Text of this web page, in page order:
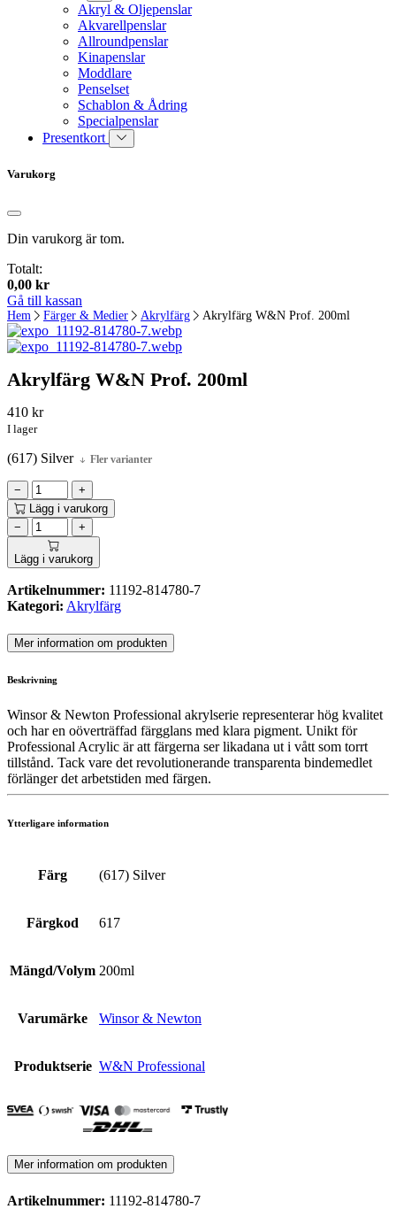
Akryl & Oljepenslar
Akvarellpenslar
Allroundpenslar
Kinapenslar
Moddlare
Penselset
Schablon & Ådring
Specialpenslar
Presentkort
Varukorg
Din varukorg är tom.
Totalt:
0,00 kr
Gå till kassan
Hem Färger & Medier Akrylfärg Akrylfärg W&N Prof. 200ml
Akrylfärg W&N Prof. 200ml
410 kr
I lager
(617) Silver Fler varianter
−
+
Lägg i varukorg
−
+
Lägg i varukorg
Artikelnummer: 11192-814780-7
Kategori: Akrylfärg
Mer information om produkten
Beskrivning
Winsor & Newton Professional akrylserie representerar hög kvalitet
och har en oöverträffad färgglans med klara pigment. Unikt för
Professional Acrylic är att färgerna ser likadana ut i vått som torrt
tillstånd. Tack vare det revolutionerande transparenta bindemedlet
förlänger det arbetstiden med färgen.
Ytterligare information
Färg (617) Silver
Färgkod 617
Mängd/Volym 200ml
Varumärke Winsor & Newton
Produktserie W&N Professional
Mer information om produkten
Artikelnummer: 11192-814780-7